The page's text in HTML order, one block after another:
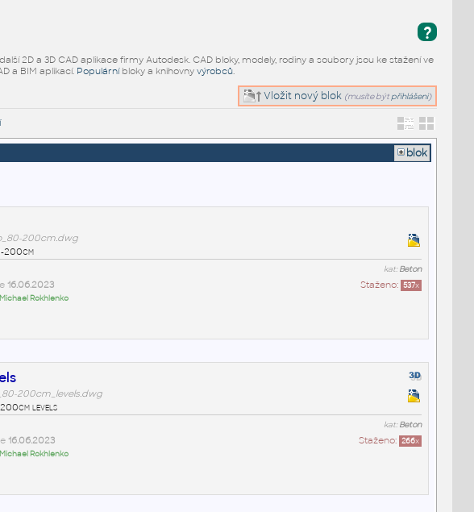
?
2D a 3D CAD aplikace firmy Autodesk. CAD bloky, modely, rodiny a soubory jsou ke stažení ve
a BIM aplikací. Populárníbloky a knihovny výrobců.
Vložit nový blok (musíte být přihlášeni)
blok
200cm.dwg
200cm
kat:Beton
Staženo: 537x
16.06.2023
Michael Rokhlenko
200cm_levels.dwg
levels
kat:Beton
Staženo: 266x
16.06.2023
Michael Rokhlenko